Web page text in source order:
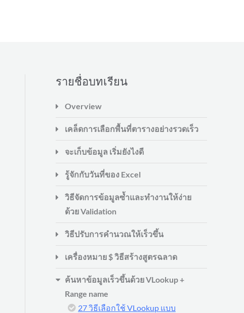
รายชื่อบทเรียน
Overview
เคล็ดการเลือกพื้นที่ตารางอย่างรวดเร็ว
จะเก็บข้อมูล เริ่มยังไงดี
รู้จักกับวันที่ของ Excel
วิธีจัดการข้อมูลซ้ำและทำงานให้ง่าย
ด้วย Validation
วิธีปรับการคำนวณให้เร็วขึ้น
เครื่องหมาย $ วิธีสร้างสูตรฉลาด
ค้นหาข้อมูลเร็วขึ้นด้วย VLookup +
Range name
27 วิธีเลือกใช้ VLookup แบบ